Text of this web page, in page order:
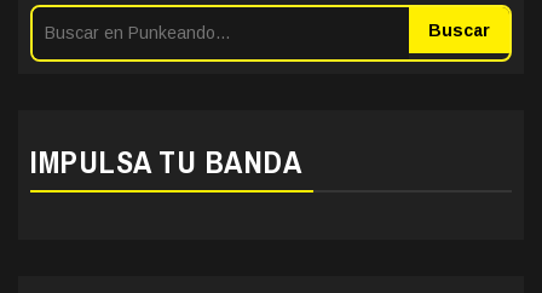
Buscar
IMPULSA TU BANDA